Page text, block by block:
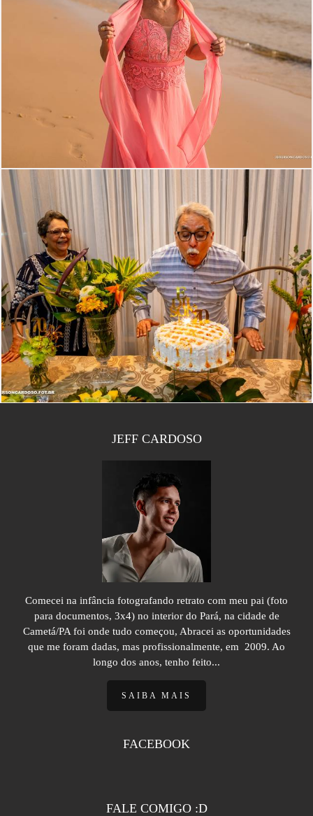
1794 17
502 0
JEFF CARDOSO
Comecei na infância fotografando retrato com meu pai (foto
para documentos, 3x4) no interior do Pará, na cidade de
Cametá/PA foi onde tudo começou, Abracei as oportunidades
que me foram dadas, mas profissionalmente, em 2009. Ao
longo dos anos, tenho feito...
SAIBA MAIS
FACEBOOK
FALE COMIGO :D